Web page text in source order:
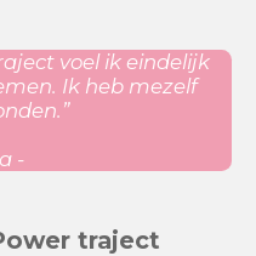
voel ik eindelijk
Ik heb mezelf
-
traject